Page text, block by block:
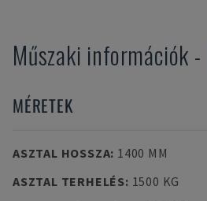
Műszaki információk -
MÉRETEK
ASZTAL HOSSZA: 1400 MM
ASZTAL TERHELÉS: 1500 KG